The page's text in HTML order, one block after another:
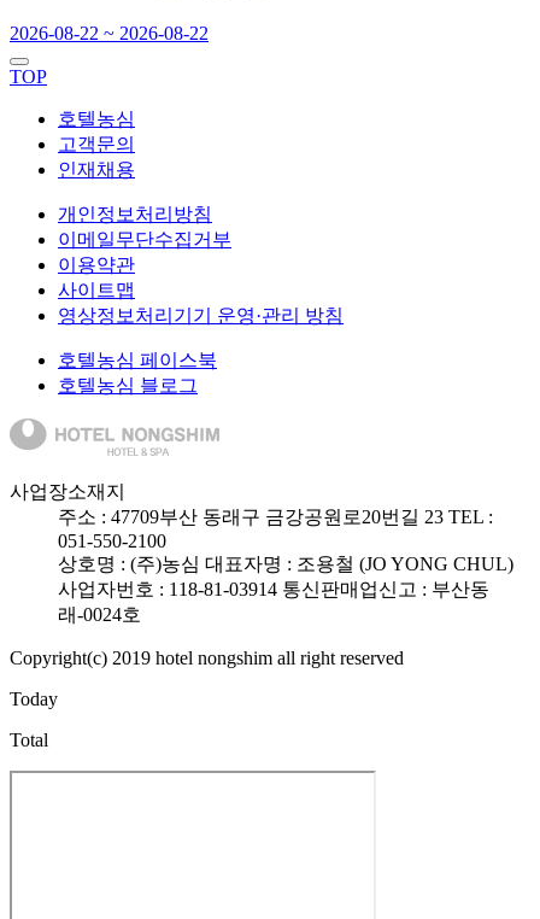
2026-08-22 ~ 2026-08-22
TOP
호텔농심
고객문의
인재채용
개인정보처리방침
이메일무단수집거부
이용약관
사이트맵
영상정보처리기기 운영·관리 방침
호텔농심 페이스북
호텔농심 블로그
사업장소재지
주소 : 47709부산 동래구 금강공원로20번길 23 TEL :
051-550-2100
상호명 : (주)농심 대표자명 : 조용철 (JO YONG CHUL)
사업자번호 : 118-81-03914 통신판매업신고 : 부산동
래-0024호
Copyright(c) 2019 hotel nongshim all right reserved
Today
Total